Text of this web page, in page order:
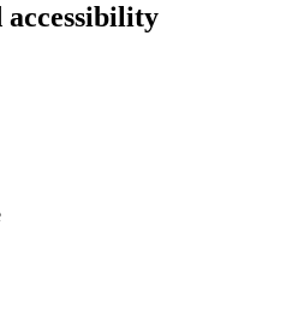
accessibility